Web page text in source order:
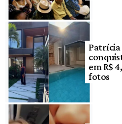
Patrícia
em R$
fotos